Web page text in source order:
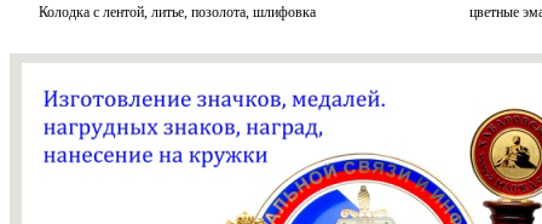
Колодка с лентой, литье, позолота, шлифовка
цветные